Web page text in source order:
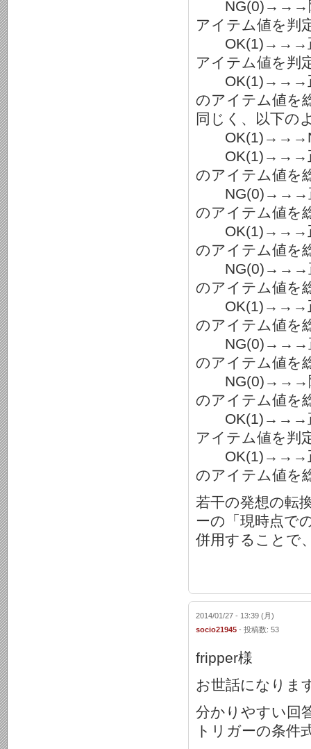
NG(0)→→→障
アイテム値を判
OK(1)→→→正
アイテム値を判
OK(1)→→→正
のアイテム値を
同じく、以下の
OK(1)→→→正
のアイテム値を
NG(0)→→→正
のアイテム値を
OK(1)→→→正
のアイテム値を
NG(0)→→→正
のアイテム値を
OK(1)→→→正
のアイテム値を
NG(0)→→→正
のアイテム値を
NG(0)→→→障
のアイテム値を
OK(1)→→→正
アイテム値を判
OK(1)→→→正
のアイテム値を
若干の発想の転
ーの「現時点で
併用することで
2014/01/27 - 13:39 (月)
socio21945 - 投稿数: 53
fripper様
お世話になりま
分かりやすい回
トリガーの条件